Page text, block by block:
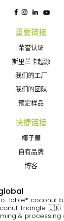
重要链接
荣誉认证
斯里兰卡起源
我们的工厂
我们的团队
预定样品
快捷链接
椰子屋
自有品牌
博客
table® coconut
Triangle 🇱🇰
& processing